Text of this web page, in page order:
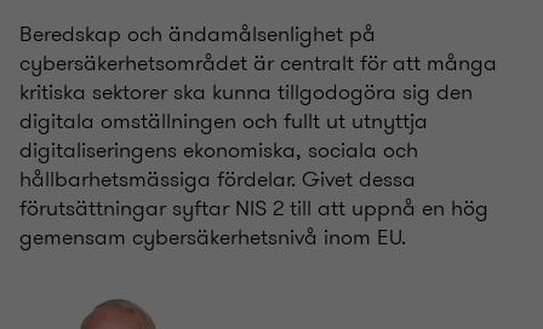
Beredskap och ändamålsenlighet på
cybersäkerhetsområdet är centralt för att många
kritiska sektorer ska kunna tillgodogöra sig den
digitala omställningen och fullt ut utnyttja
digitaliseringens ekonomiska, sociala och
hållbarhetsmässiga fördelar. Givet dessa
förutsättningar syftar NIS 2 till att uppnå en hög
gemensam cybersäkerhetsnivå inom EU.